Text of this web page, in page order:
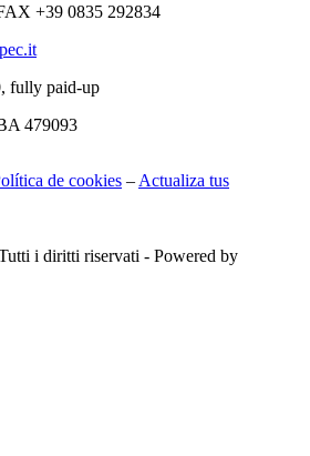
+39 0835 292834
fully paid-up
479093
de cookies – Actualiza tus
i diritti riservati - Powered by